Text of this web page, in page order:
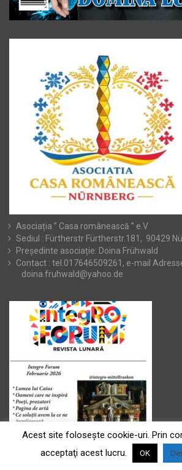
Asociația ” Casa românească ” e.V
Sediul : Fürtherstr Fürtherstr.181, 90429
Președinte asociație: Doina Frühwald
Contact : tel.017646509261, e-mail
doina.fruhwald@yahoo.de
Acest site foloseşte cookie-uri. Prin
acceptaţi acest lucru.
OK